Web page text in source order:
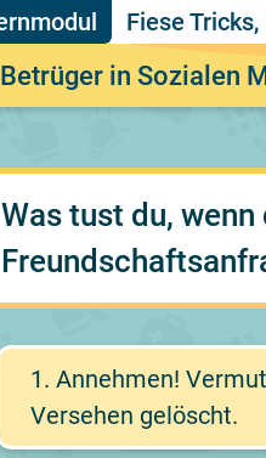
Fiese
Betrüger in Sozialen
Was tust du,
1. Annehmen!
Versehen gelöscht.